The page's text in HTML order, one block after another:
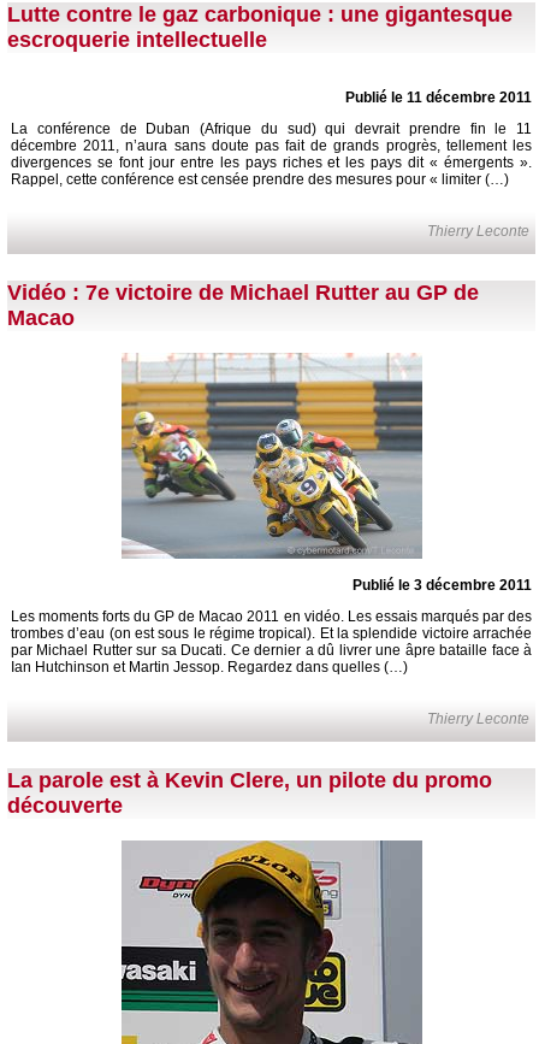
Lutte contre le gaz carbonique : une gigantesque
escroquerie intellectuelle
Publié le 11 décembre 2011
La conférence de Duban (Afrique du sud) qui devrait prendre fin le 11
décembre 2011, n’aura sans doute pas fait de grands progrès, tellement les
divergences se font jour entre les pays riches et les pays dit « émergents ».
Rappel, cette conférence est censée prendre des mesures pour « limiter (…)
Thierry Leconte
Vidéo : 7e victoire de Michael Rutter au GP de
Macao
Publié le 3 décembre 2011
Les moments forts du GP de Macao 2011 en vidéo. Les essais marqués par des
trombes d’eau (on est sous le régime tropical). Et la splendide victoire arrachée
par Michael Rutter sur sa Ducati. Ce dernier a dû livrer une âpre bataille face à
Ian Hutchinson et Martin Jessop. Regardez dans quelles (…)
Thierry Leconte
La parole est à Kevin Clere, un pilote du promo
découverte